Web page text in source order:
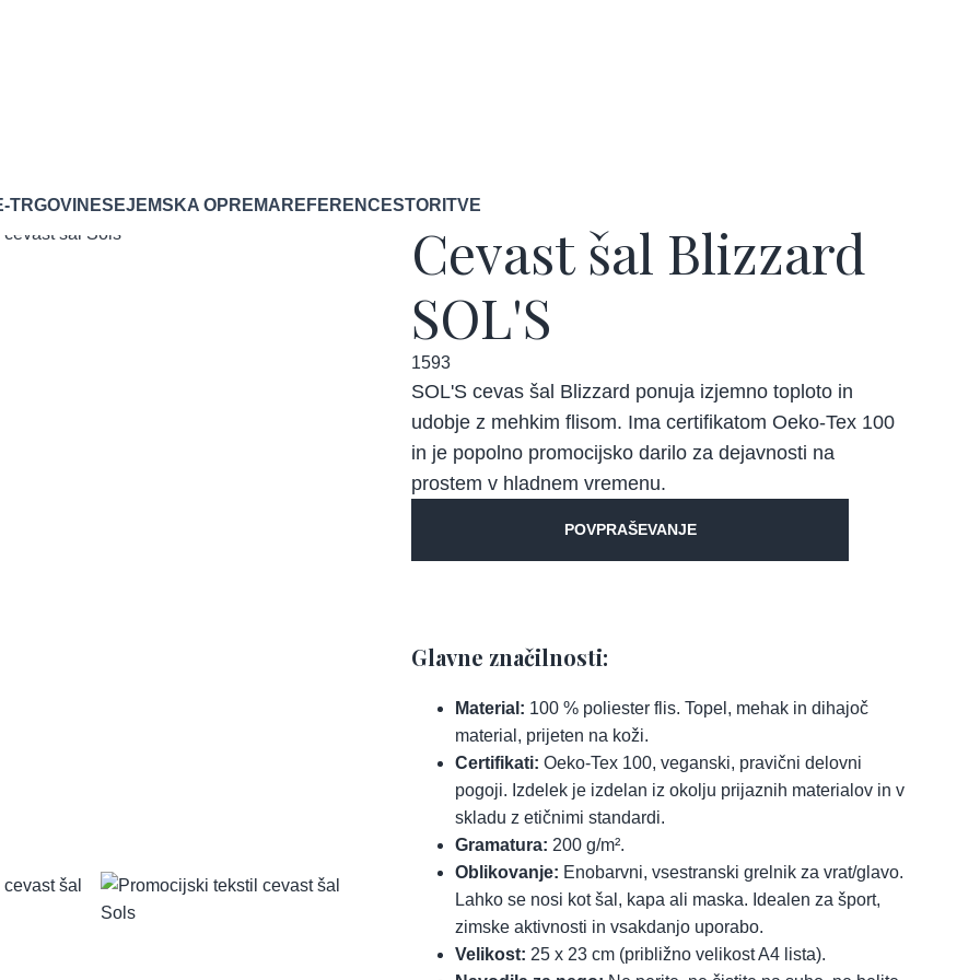
TRGOVINESEJEMSKA OPREMA REFERENCESTORITVE
Cevast šal Blizzard
SOL'S
1593
SOL'S cevas šal Blizzard ponuja izjemno toploto in
udobje z mehkim flisom. Ima certifikatom Oeko-Tex 100
in je popolno promocijsko darilo za dejavnosti na
prostem v hladnem vremenu.
POVPRAŠEVANJE
Glavne značilnosti:
Material: 100 % poliester flis. Topel, mehak in dihajoč
material, prijeten na koži.
Certifikati: Oeko-Tex 100, veganski, pravični delovni
pogoji. Izdelek je izdelan iz okolju prijaznih materialov in v
skladu z etičnimi standardi.
Gramatura: 200 g/m².
Oblikovanje: Enobarvni, vsestranski grelnik za vrat/glavo.
Lahko se nosi kot šal, kapa ali maska. Idealen za šport,
zimske aktivnosti in vsakdanjo uporabo.
Velikost: 25 x 23 cm (približno velikost A4 lista).